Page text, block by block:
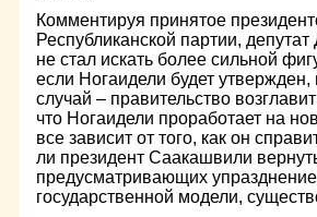
Комментируя принятое
Республиканской партии,
не стал искать более сильной
если Ногаидели будет
случай – правительство
что Ногаидели проработает на
все зависит от того, как он
ли президент Саакашвили
предусматривающих
государственной модели,